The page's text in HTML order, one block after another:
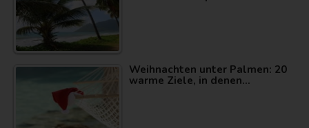
Weihnachten unter Palmen: 20
warme Ziele, in denen…